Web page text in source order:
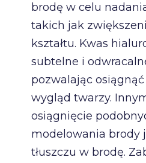
brodę w celu
takich jak
kształtu. Kwas
subtelne i
pozwalając
wygląd twarzy.
osiągnięcie
modelowania brody
tłuszczu w brodę.